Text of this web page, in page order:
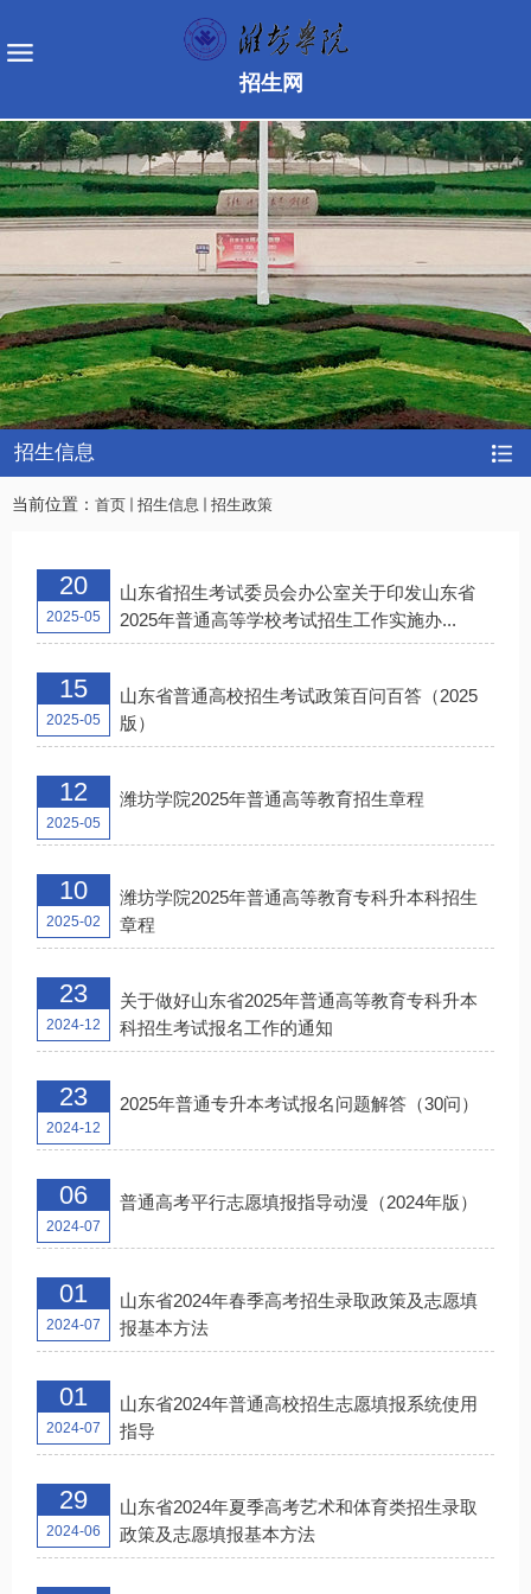
招生网
招生信息
当前位置： 首页 招生信息 招生政策
20
2025-05
山东省招生考试委员会办公室关于印发山东省
2025年普通高等学校考试招生工作实施办...
15
2025-05
山东省普通高校招生考试政策百问百答（2025
版）
12
2025-05
潍坊学院2025年普通高等教育招生章程
10
2025-02
潍坊学院2025年普通高等教育专科升本科招生
章程
23
2024-12
关于做好山东省2025年普通高等教育专科升本
科招生考试报名工作的通知
23
2024-12
2025年普通专升本考试报名问题解答（30问）
06
2024-07
普通高考平行志愿填报指导动漫（2024年版）
01
2024-07
山东省2024年春季高考招生录取政策及志愿填
报基本方法
01
2024-07
山东省2024年普通高校招生志愿填报系统使用
指导
29
2024-06
山东省2024年夏季高考艺术和体育类招生录取
政策及志愿填报基本方法